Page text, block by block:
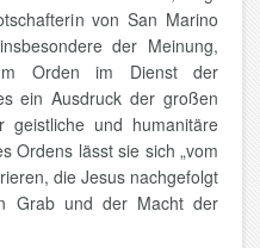
von San Marino
der Meinung,
Orden im Dienst der
ein Ausdruck der großen
und humanitäre
Ordens lässt sie sich „vom
die Jesus nachgefolgt
Grab und der Macht der